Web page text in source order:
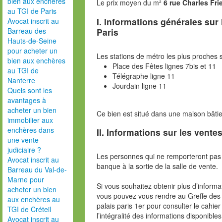
au TGI de Paris
Avocat inscrit au
Barreau des
Hauts-de-Seine
pour acheter un
bien aux enchères
au TGI de
Nanterre
Quels sont les
avantages à
acheter un bien
immobilier aux
enchères dans
une vente
judiciaire ?
Avocat inscrit au
Barreau du Val-de-
Marne pour
acheter un bien
aux enchères au
TGI de Créteil
Avocat inscrit au
Le prix moyen du m² 6 rue Charles
I. Informations générales
Paris
Les stations de métro les plus proches
Place des Fêtes lignes 7bis et 11
Télégraphe ligne 11
Jourdain ligne 11
Ce bien est situé dans une maison
II. Informations sur les
Les personnes qui ne remporteront
banque à la sortie de la salle de vente.
Si vous souhaitez obtenir plus
vous pouvez vous rendre au Greffe
palais paris 1er pour consulter le
l’intégralité des informations